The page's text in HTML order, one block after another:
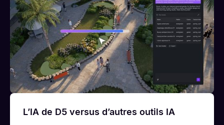
L’IA de D5 versus d’autres outils IA